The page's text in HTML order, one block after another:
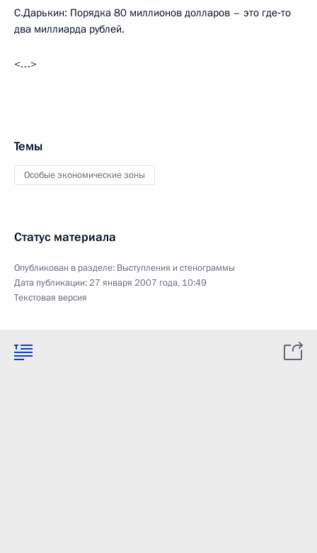
С.Дарькин: Порядка 80 миллионов долларов – это где‑то
два миллиарда рублей.
<…>
Темы
Особые экономические зоны
Статус материала
Опубликован в разделе: Выступления и стенограммы
Дата публикации:27 января 2007 года, 10:49
Текстовая версия